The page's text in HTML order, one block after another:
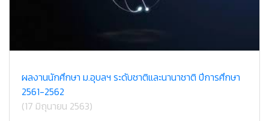
ผลงานนักศึกษา ม.อุบลฯ ระดับชาติและนานาชาติ ปีการศึกษา
2561-2562
(17 มิถุนายน 2563)